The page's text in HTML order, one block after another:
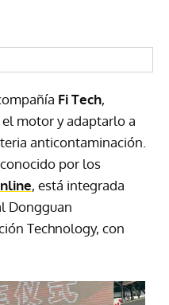
Fi Tech,
motor y adaptarlo a
anticontaminación.
por los
, está integrada
Dongguan
Technology, con